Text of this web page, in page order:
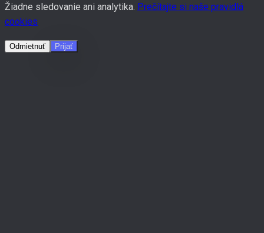
Žiadne sledovanie ani analytika. Prečítajte si naše pravidlá
cookies
Odmietnuť Prijať